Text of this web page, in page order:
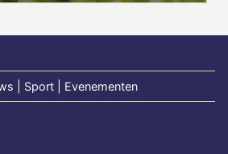
| Sport | Evenementen